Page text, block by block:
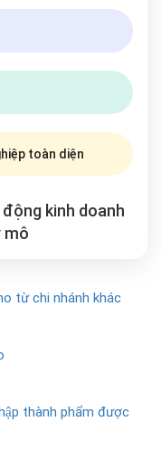
toàn diện
kinh doanh
mô
từ chi nhánh khác
thành phẩm được